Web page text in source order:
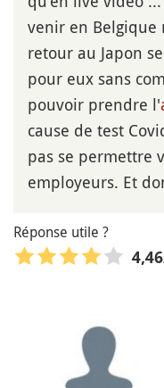
venir en Belgique
retour au Japon
pour eux sans
pouvoir prendre l'
cause de test
pas se permettre
employeurs. Et
Réponse utile ?
4,46